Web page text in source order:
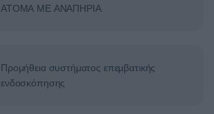
ΑΤΟΜΑ ΜΕ ΑΝΑΠΗΡΙΑ
Προμήθεια συστήματος επεμβατικής
ενδοσκόπησης